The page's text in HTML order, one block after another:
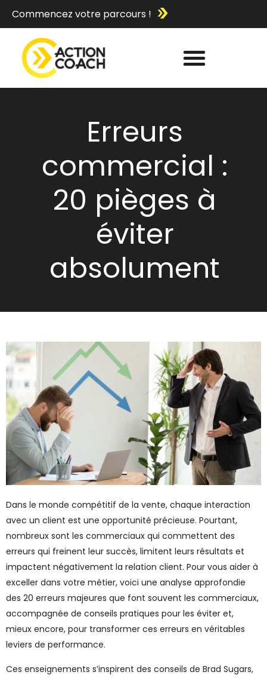
Commencez votre parcours !
Erreurs
commercial :
20 pièges à
éviter
absolument
Dans le monde compétitif de la vente, chaque interaction
avec un client est une opportunité précieuse. Pourtant,
nombreux sont les commerciaux qui commettent des
erreurs qui freinent leur succès, limitent leurs résultats et
impactent négativement la relation client. Pour vous aider à
exceller dans votre métier, voici une analyse approfondie
des 20 erreurs majeures que font souvent les commerciaux,
accompagnée de conseils pratiques pour les éviter et,
mieux encore, pour transformer ces erreurs en véritables
leviers de performance.
Ces enseignements s’inspirent des conseils de Brad Sugars,